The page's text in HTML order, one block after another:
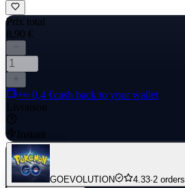
Prix total
8,90 €
+≈ 0,4 €cash back to your wallet
Livraison
Instant
GOEVOLUTION 4.33·2 orders